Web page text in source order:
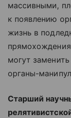
массивными,
к появлению
жизнь в
могут
органы-
Старший